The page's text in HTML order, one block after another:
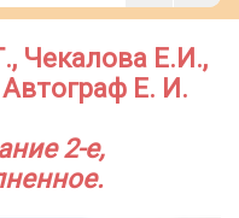
Чекалова Е.И.,
Е. И.
2-е,